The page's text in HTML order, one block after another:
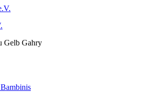
Gelb Gahry